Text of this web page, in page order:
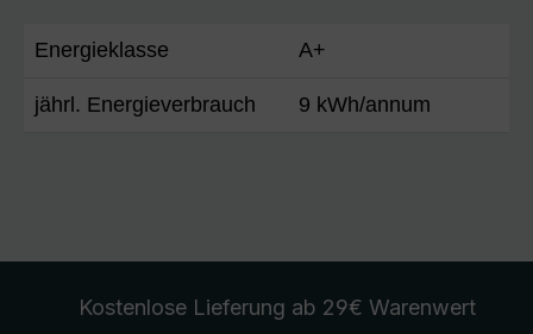
Energieklasse A+
jährl. Energieverbrauch 9 kWh/annum
Kostenlose Lieferung ab 29€ Warenwert